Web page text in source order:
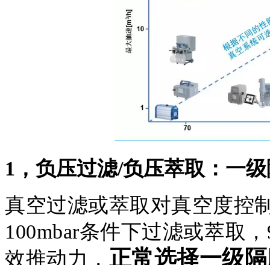
1，负压过滤/负压萃取：一
真空过滤或萃取对真空度控
100mbar条件下过滤或萃取
效推动力， 正常选择一级